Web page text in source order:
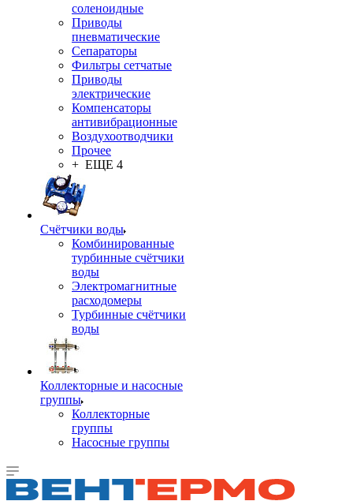
соленоидные
Приводы
пневматические
Сепараторы
Фильтры сетчатые
Приводы
электрические
Компенсаторы
антивибрационные
Воздухоотводчики
Прочее
+ ЕЩЕ 4
Счётчики воды
Комбинированные
турбинные счётчики
воды
Электромагнитные
расходомеры
Турбинные счётчики
воды
Коллекторные и насосные
группы
Коллекторные
группы
Насосные группы